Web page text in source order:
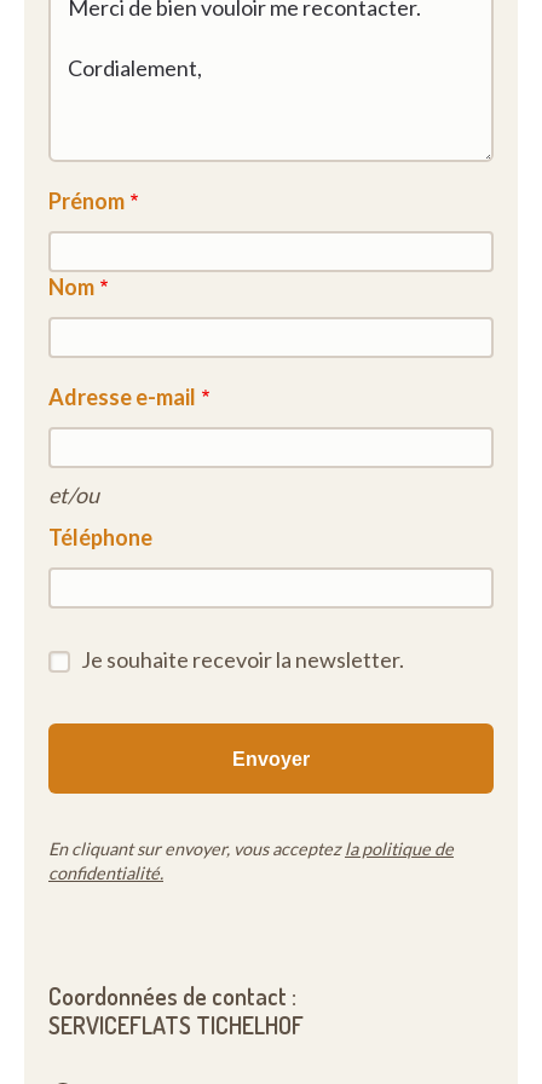
Je kunt kiezen uit een waaier aan bijkomende
klusjesmannen maken het je graag gemakkelijk,
dagelijks vers bereide maaltijden
poetsdienst
onderhouds- & klusjesdienst
Er zijn tal van mogelijkheden om met andere
bewoners af te spreken, als jij daar zin in hebt. In de
gemeenschappelijke ruimtes ontmoet je elkaar voor
De cafetaria is de ideale plek om af te spreken met
apero. In de privétuin geniet je van een groene oase
aan rust, midden in de stad.
Prénom
Nom
Adresse e-mail
et/ou
Téléphone
Je souhaite recevoir la newsletter.
En cliquant sur envoyer, vous acceptezla politique de
confidentialité.
Coordonnées de contact :
SERVICEFLATS TICHELHOF